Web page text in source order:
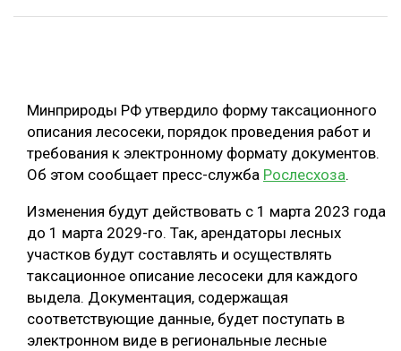
ЛЕСОВОССТАНОВЛЕНИЕ И ЗАЩИТА
ЛОГИСТИКА
ПРОИЗВОДСТВО ДРЕВЕСНЫХ ПЛИТ
ЦБП
ЛЕСОПИЛЕНИЕ
ТЕМАТИЧЕСКИЕ ПРОЕКТЫ
ПОДБОРКИ СТАТЕЙ
Минприроды РФ утвердило форму таксационного
описания лесосеки, порядок проведения работ и
требования к электронному формату документов.
Об этом сообщает пресс-служба Рослесхоза.
Изменения будут действовать с 1 марта 2023 года
до 1 марта 2029-го. Так, арендаторы лесных
участков будут составлять и осуществлять
таксационное описание лесосеки для каждого
выдела. Документация, содержащая
соответствующие данные, будет поступать в
электронном виде в региональные лесные